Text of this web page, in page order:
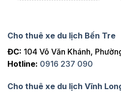
Cho thuê xe du lịch Bến Tre
ĐC: 104 Võ Văn Khánh,
Hotline: 0916 237 090
Cho thuê xe du lịch Vĩnh